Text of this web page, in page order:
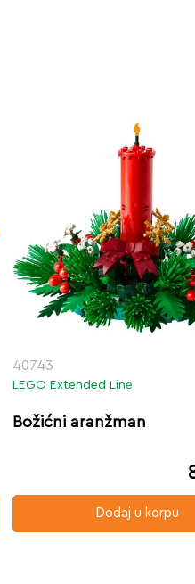
40743
LEGO Extended Line
Božićni aranžman
Dodaj u korpu